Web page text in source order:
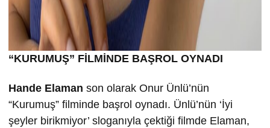
“KURUMUŞ” FİLMİNDE BAŞROL OYNADI
Hande Elaman son olarak Onur Ünlü’nün
“Kurumuş” filminde başrol oynadı. Ünlü’nün ‘İyi
şeyler birikmiyor’ sloganıyla çektiği filmde Elaman,